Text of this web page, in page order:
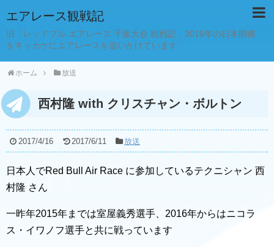
エアレース観戦記
旧「レッドブル エアレース 千葉大会 観戦記」2015年の日本開催
をキッカケにエアレースを追いかけています
ホーム 放送
西村隆 with クリスチャン・ボルトン
2017/4/16 2017/6/11 放送
日本人でRed Bull Air Race に参加しているテクニシャン 西
村隆 さん
一昨年2015年までは室屋義秀選手、2016年からはニコラ
ス・イワノフ選手と共に戦っています